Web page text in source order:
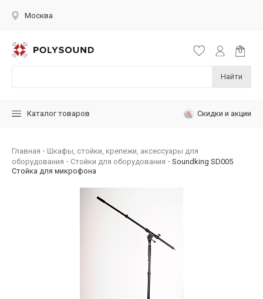
Москва
Найти
Каталог товаров Скидки и акции
Главная
Шкафы, стойки, крепежи, аксессуары для
оборудования
Стойки для оборудования
Soundking SD005
Стойка для микрофона